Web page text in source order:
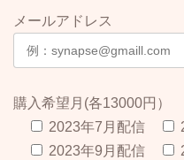
メールアドレス
購入希望月(各13000円）
2023年7月配信
2023年9月配信